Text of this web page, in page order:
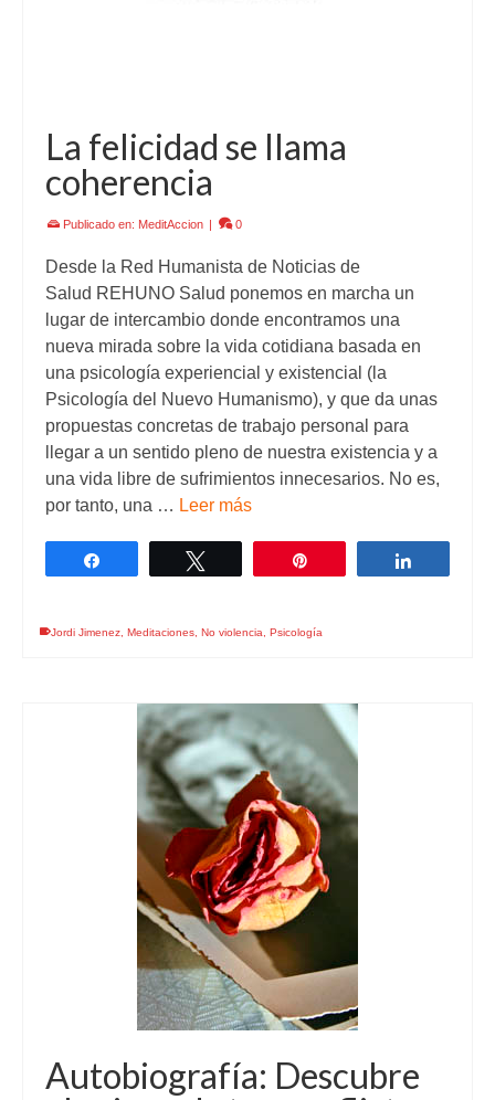
La felicidad se llama
coherencia
Publicado en: MeditAccion | 0
Desde la Red Humanista de Noticias de
Salud REHUNO Salud ponemos en marcha un
lugar de intercambio donde encontramos una
nueva mirada sobre la vida cotidiana basada en
una psicología experiencial y existencial (la
Psicología del Nuevo Humanismo), y que da unas
propuestas concretas de trabajo personal para
llegar a un sentido pleno de nuestra existencia y a
una vida libre de sufrimientos innecesarios. No es,
por tanto, una … Leer más
Jordi Jimenez Meditaciones No violencia Psicología
Autobiografía: Descubre